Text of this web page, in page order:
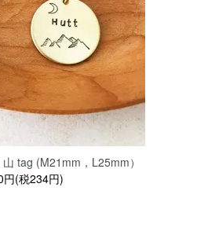
tag (M21mm，L25mm）
円(税234円)